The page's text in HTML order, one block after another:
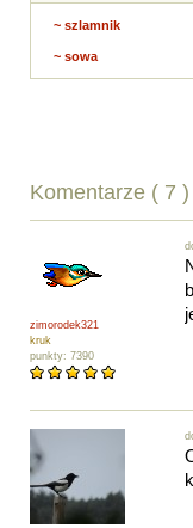
~ szlamnik
~ sowa
Komentarze ( 7 )
zimorodek321
kruk
punkty: 7390